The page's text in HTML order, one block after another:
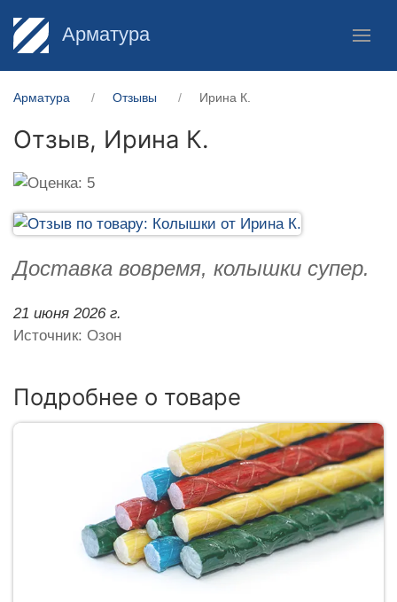
Арматура
Арматура Отзывы Ирина К.
Отзыв, Ирина К.
Доставка вовремя, колышки супер.
21 июня 2026 г.
Источник: Озон
Подробнее о товаре